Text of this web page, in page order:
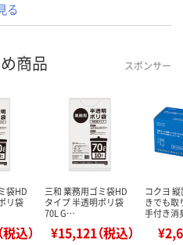
る
商品 スポンサー
袋HD
リ袋
込）
三和 業務用ゴミ袋HD
タイプ 半透明ポリ袋
70L G…
¥15,121（税込）
コクヨ
きでも取
手付き